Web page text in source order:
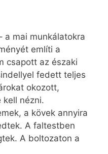
a mai munkálatokra
említi a
csapott az északi
fedett teljes
okozott,
kell nézni.
a kövek annyira
A faltestben
A boltozaton a